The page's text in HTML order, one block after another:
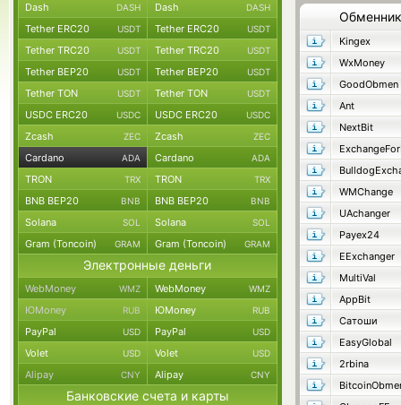
Обменник
Kingex
WxMoney
GoodObmen
Ant
NextBit
WMChange
UAchanger
Payex24
EExchanger
MultiVal
AppBit
Сатоши
EasyGlobal
2rbina
Dash DASH Dash DASH
Tether ERC20 USDT Tether ERC20 USDT
Tether TRC20 USDT Tether TRC20 USDT
Tether BEP20 USDT Tether BEP20 USDT
Tether TON USDT Tether TON USDT
USDC ERC20 USDC USDC ERC20 USDC
Zcash ZEC Zcash ZEC
Cardano ADA Cardano ADA
TRON TRX TRON TRX
BNB BEP20 BNB BNB BEP20 BNB
Solana SOL Solana SOL
Gram (Toncoin) GRAM Gram (Toncoin) GRAM
Электронные деньги
WebMoney WMZ WebMoney WMZ
ЮMoney RUB ЮMoney RUB
PayPal USD PayPal USD
Volet USD Volet USD
Alipay CNY Alipay CNY
Банковские счета и карты